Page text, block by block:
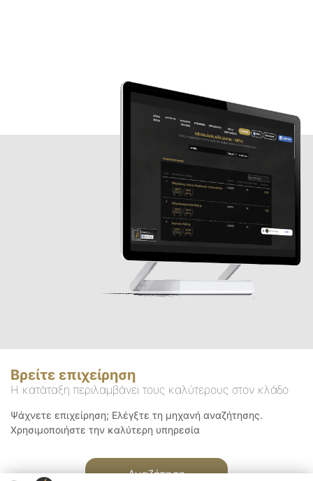
Βρείτε επιχείρηση
Η κατάταξη περιλαμβάνει τους καλύτερους στον κλάδο
Ψάχνετε επιχείρηση; Ελέγξτε τη μηχανή αναζήτησης.
Χρησιμοποιήστε την καλύτερη υπηρεσία
Αναζήτηση